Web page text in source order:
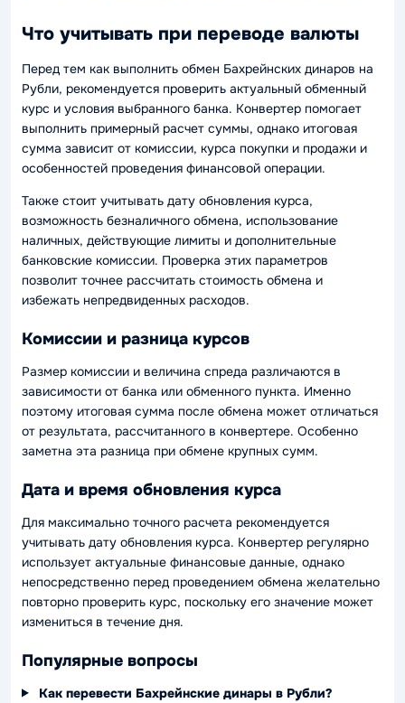
Что учитывать при переводе валюты
Перед тем как выполнить обмен Бахрейнских динаров на
Рубли, рекомендуется проверить актуальный обменный
курс и условия выбранного банка. Конвертер помогает
выполнить примерный расчет суммы, однако итоговая
сумма зависит от комиссии, курса покупки и продажи и
особенностей проведения финансовой операции.
Также стоит учитывать дату обновления курса,
возможность безналичного обмена, использование
наличных, действующие лимиты и дополнительные
банковские комиссии. Проверка этих параметров
позволит точнее рассчитать стоимость обмена и
избежать непредвиденных расходов.
Комиссии и разница курсов
Размер комиссии и величина спреда различаются в
зависимости от банка или обменного пункта. Именно
поэтому итоговая сумма после обмена может отличаться
от результата, рассчитанного в конвертере. Особенно
заметна эта разница при обмене крупных сумм.
Дата и время обновления курса
Для максимально точного расчета рекомендуется
учитывать дату обновления курса. Конвертер регулярно
использует актуальные финансовые данные, однако
непосредственно перед проведением обмена желательно
повторно проверить курс, поскольку его значение может
измениться в течение дня.
Популярные вопросы
Как перевести Бахрейнские динары в Рубли?